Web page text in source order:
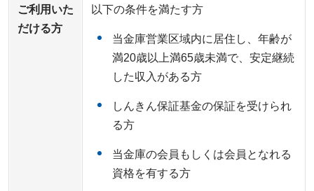
ご利用いた
だける方
以下の条件を満たす方
当金庫営業区域内に居住し、年齢が
満20歳以上満65歳未満で、安定継続
した収入がある方
しんきん保証基金の保証を受けられ
る方
当金庫の会員もしくは会員となれる
資格を有する方